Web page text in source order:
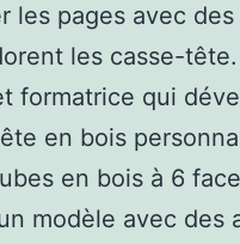
les pages avec
les casse-tête.
formatrice qui
en bois
en bois à 6
modèle avec des